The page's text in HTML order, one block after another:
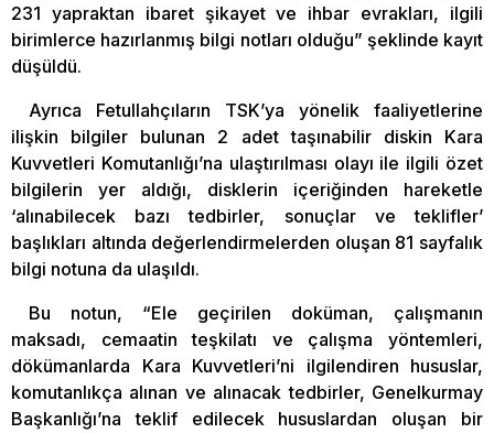
231 yapraktan ibaret şikayet ve ihbar evrakları, ilgili
birimlerce hazırlanmış bilgi notları olduğu” şeklinde kayıt
düşüldü.
Ayrıca Fetullahçıların TSK’ya yönelik faaliyetlerine
ilişkin bilgiler bulunan 2 adet taşınabilir diskin Kara
Kuvvetleri Komutanlığı’na ulaştırılması olayı ile ilgili özet
bilgilerin yer aldığı, disklerin içeriğinden hareketle
‘alınabilecek bazı tedbirler, sonuçlar ve teklifler’
başlıkları altında değerlendirmelerden oluşan 81 sayfalık
bilgi notuna da ulaşıldı.
Bu notun, “Ele geçirilen doküman, çalışmanın
maksadı, cemaatin teşkilatı ve çalışma yöntemleri,
dökümanlarda Kara Kuvvetleri’ni ilgilendiren hususlar,
komutanlıkça alınan ve alınacak tedbirler, Genelkurmay
Başkanlığı’na teklif edilecek hususlardan oluşan bir